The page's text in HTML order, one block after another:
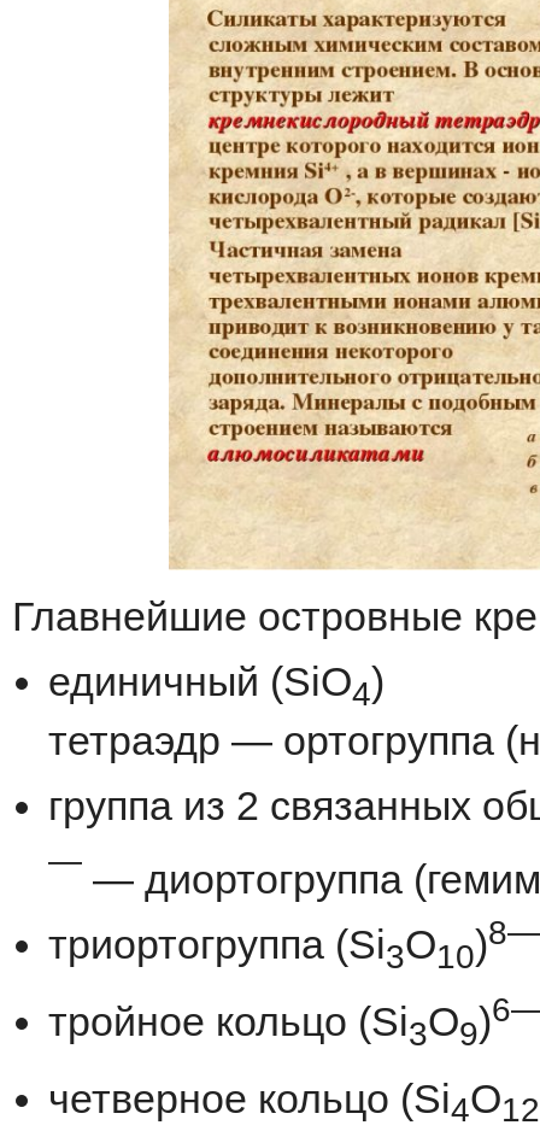
Главнейшие островные
единичный (SiO4)
тетраэдр — ортогруппа (
группа из 2 связанных
— — диортогруппа (
триортогруппа (Si3O10)8—
тройное кольцо (Si3O9)6
четверное кольцо (Si4O12